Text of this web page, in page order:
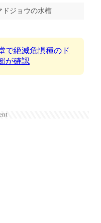
ドジョウの水槽
で絶滅危惧種のド
が確認